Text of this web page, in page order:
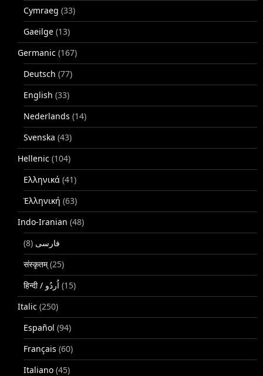
Cymraeg (33)
Gaeilge (13)
Germanic (167)
Deutsch (77)
English (33)
Nederlands (14)
Svenska (43)
Hellenic (104)
Ελληνικά (41)
Ἑλληνική (63)
Indo-Iranian (48)
فارسی (8)
संस्कृतम्(25)
(15)
Italic (250)
Español (94)
Français (60)
Italiano (45)